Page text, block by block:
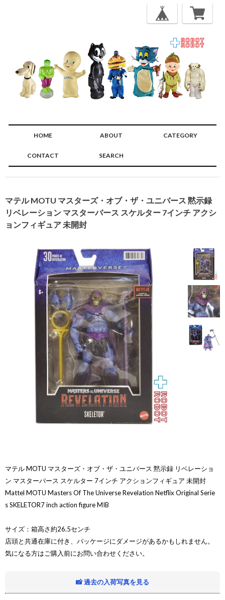
HOME ABOUT CATEGORY
CONTACT SEARCH
マテル MOTU マスターズ・オブ・ザ・ユニバース 黙示録
リベレーション マスターバース スケルター 7インチ アクシ
ョンフィギュア 未開封
マテル MOTU マスターズ・オブ・ザ・ユニバース 黙示録 リベレーショ
ン マスターバース スケルター 7インチ アクションフィギュア 未開封
Mattel MOTU Masters Of The Universe Revelation Netflix Original Serie
s SKELETOR7 inch action figure MIB
サイズ：箱高さ約26.5センチ
店頭と共通在庫に付き、パッケージにダメージがあるかもしれません。
気になる方はご購入前にお問い合わせください。
📸 過去の入荷写真を見る